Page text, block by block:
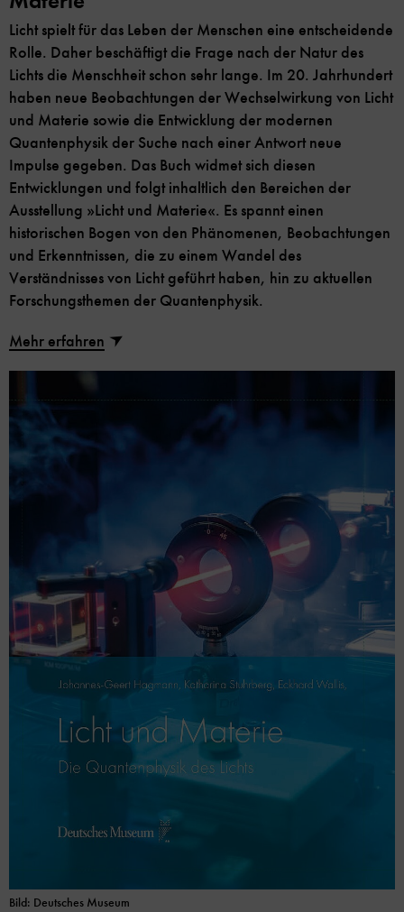
Bild: Deutsches Museum
Licht spielt für das Leben der Menschen eine entscheidende
Rolle. Daher beschäftigt die Frage nach der Natur des
Lichts die Menschheit schon sehr lange. Im 20. Jahrhundert
haben neue Beobachtungen der Wechselwirkung von Licht
und Materie sowie die Entwicklung der modernen
Quantenphysik der Suche nach einer Antwort neue
Impulse gegeben. Das Buch widmet sich diesen
Entwicklungen und folgt inhaltlich den Bereichen der
Ausstellung »Licht und Materie«. Es spannt einen
historischen Bogen von den Phänomenen, Beobachtungen
und Erkenntnissen, die zu einem Wandel des
Verständnisses von Licht geführt haben, hin zu aktuellen
Forschungsthemen der Quantenphysik.
Mehr erfahren